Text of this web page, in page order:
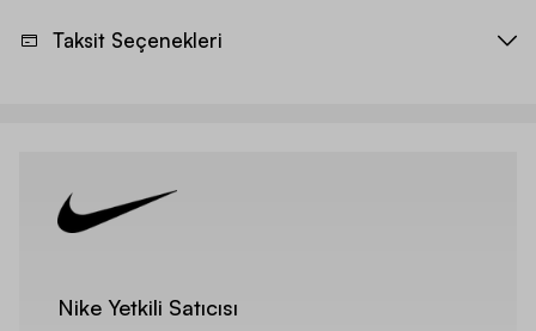
Taksit Seçenekleri
Nike Yetkili Satıcısı